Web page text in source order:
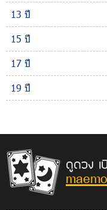
13 ปี
15 ปี
17 ปี
19 ปี
ดูดวง